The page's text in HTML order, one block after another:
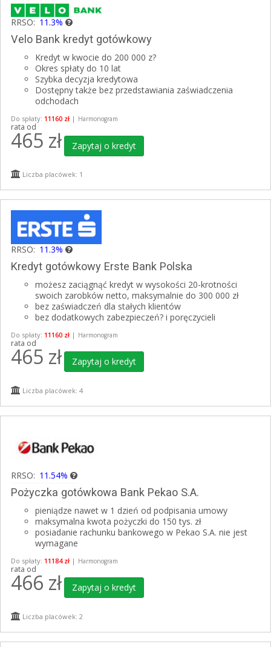
RRSO: 11.3%
Velo Bank kredyt gotówkowy
Kredyt w kwocie do 200 000 z?
Okres spłaty do 10 lat
Szybka decyzja kredytowa
Dostępny także bez przedstawiania zaświadczenia
odchodach
Do spłaty: 11160 zł | Harmonogram
rata od
465 zł Zapytaj o kredyt
Liczba placówek: 1
RRSO: 11.3%
Kredyt gotówkowy Erste Bank Polska
możesz zaciągnąć kredyt w wysokości 20-krotności
swoich zarobków netto, maksymalnie do 300 000 zł
bez zaświadczeń dla stałych klientów
bez dodatkowych zabezpieczeń? i poręczycieli
Do spłaty: 11160 zł | Harmonogram
rata od
465 zł Zapytaj o kredyt
Liczba placówek: 4
RRSO: 11.54%
Pożyczka gotówkowa Bank Pekao S.A.
pieniądze nawet w 1 dzień od podpisania umowy
maksymalna kwota pożyczki do 150 tys. zł
posiadanie rachunku bankowego w Pekao S.A. nie jest
wymagane
Do spłaty: 11184 zł | Harmonogram
rata od
466 zł Zapytaj o kredyt
Liczba placówek: 2